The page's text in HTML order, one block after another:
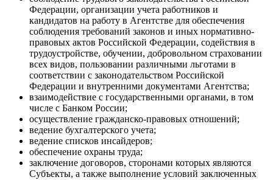
Федерации, организации учета работников и
кандидатов на работу в Агентстве для обеспечения
соблюдения требований законов и иных нормативно-
правовых актов Российской Федерации, содействия в
трудоустройстве, обучении, добровольном страховании
всех видов, пользовании различными льготами в
соответствии с законодательством Российской
Федерации и внутренними документами Агентства;
взаимодействие с государственными органами, в том
числе с Банком России;
осуществление гражданско-правовых отношений;
ведение бухгалтерского учета;
ведение списков инсайдеров;
обеспечение охраны труда;
заключение договоров, сторонами которых являются
Субъекты, а также выполнение условий заключенных